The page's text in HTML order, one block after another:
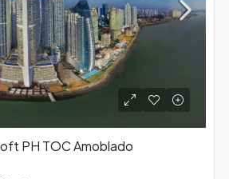
PH TOC Amoblado